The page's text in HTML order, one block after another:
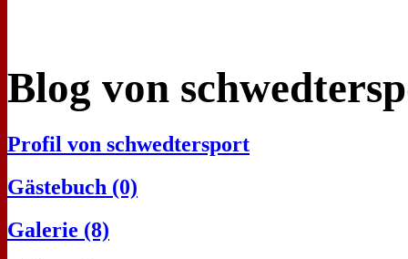
Blog von
Profil von schwedtersport
Gästebuch (0)
Galerie (8)